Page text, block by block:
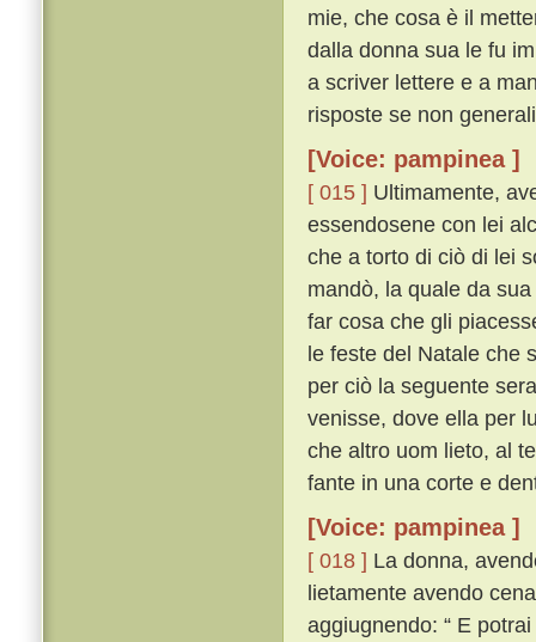
mie, che cosa è il
dalla donna sua le fu
a scriver lettere e a
risposte se non
[Voice: pampinea ]
[ 015 ] Ultimamente,
essendosene con lei
che a torto di ciò di lei
mandò, la quale da
far cosa che gli
le feste del Natale che
per ciò la seguente
venisse, dove ella per
che altro uom lieto, al
fante in una corte e
[Voice: pampinea ]
[ 018 ] La donna,
lietamente avendo
aggiugnendo: “ E